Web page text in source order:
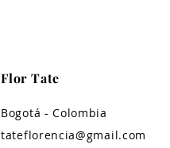
Flor Tate
Bogotá - Colombia
tateflorencia@gmail.com